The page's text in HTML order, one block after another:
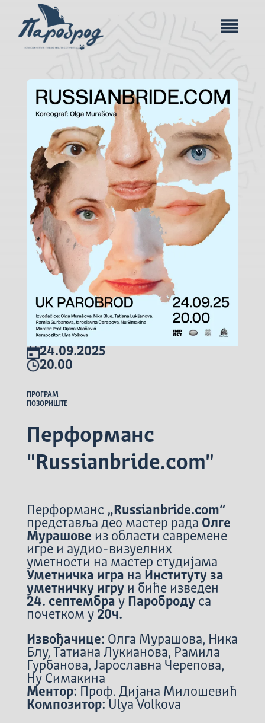
24.09.2025
20.00
ПРОГРАМ
ПОЗОРИШТЕ
Перформанс
"Russianbride.com"
Перформанс „Russianbride.com“
представља део мастер рада Олге
Мурашове из области савремене
игре и аудио-визуелних
уметности на мастер студијама
Уметничка игра на Институту за
уметничку игру и биће изведен
24. септембра уПароброду са
почетком у 20ч.
Извођачице: Олга Мурашова, Ника
Блу, Татиана Лукианова, Рамила
Гурбанова, Јарославна Черепова,
Ну Симакина
Ментор: Проф. Дијана Милошевић
Композитор: Ulya Volkova